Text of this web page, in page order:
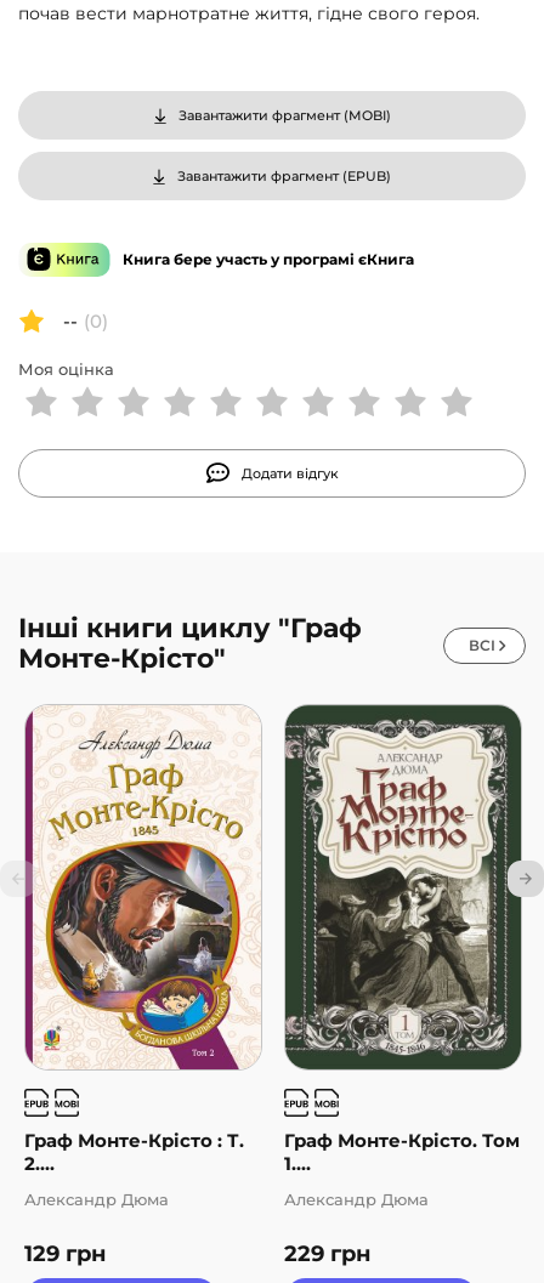
почав вести марнотратне життя, гідне свого героя.
Завантажити фрагмент (MOBI)
Завантажити фрагмент (EPUB)
Книга бере участь у програмі єКнига
-- (0)
Моя оцінка
Додати відгук
Інші книги циклу "Граф
Монте-Крісто"
ВСІ
Граф Монте-Крісто : Т.
2....
129 грн
Александр Дюма
Граф Монте-Крісто. Том
1....
229 грн
Александр Дюма